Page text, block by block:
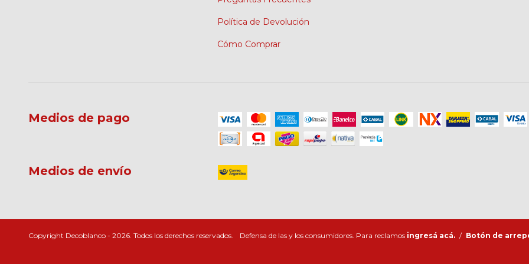
Política de Devolución
Cómo Comprar
Medios de pago
Medios de envío
Copyright Decoblanco - 2026. Todos los derechos reservados. Defensa de las y los consumidores. Para reclamos ingresá acá. / Botón de